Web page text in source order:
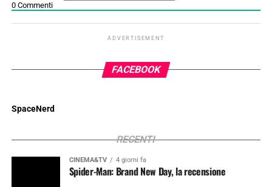
0Commenti
ADVERTISEMENT
FACEBOOK
SpaceNerd
RECENTI
CINEMA&TV 4 giorni fa
Spider-Man: Brand New Day, la recensione